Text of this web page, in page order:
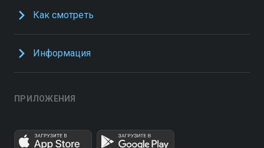
Как смотреть
Информация
ПРИЛОЖЕНИЯ